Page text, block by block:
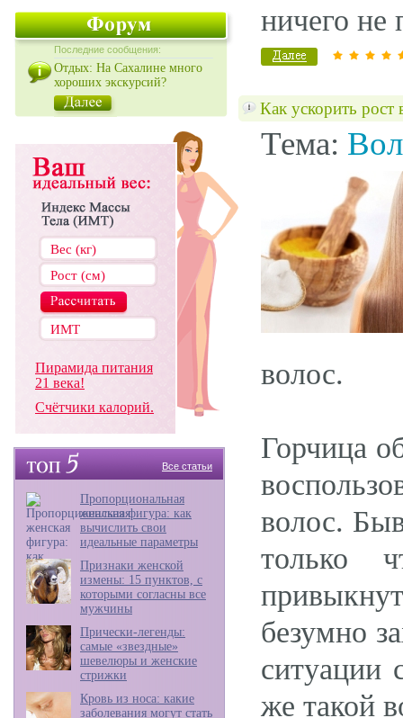
Последние сообщения:
Отдых: На Сахалине много
хороших экскурсий?
Пирамида питания
21 века!
Счётчики калорий.
Все статьи
Пропорциональная
женская фигура: как
вычислить свои
идеальные параметры
Признаки женской
измены: 15 пунктов, с
которыми согласны все
мужчины
Прически-легенды:
самые «звездные»
шевелюры и женские
стрижки
Кровь из носа: какие
заболевания могут стать
ничего не
Как ускорить рост
Тема:
волос.
Горчица
волос.
только
безумно
ситуации
же такой